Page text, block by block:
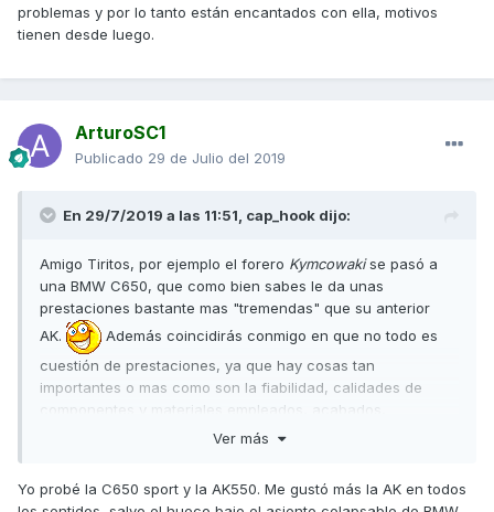
Un saludo y disculpa que en vez de proponerte una
solución haya criticado tu opinión al respecto.
problemas y por lo tanto están encantados con ella, motivos
tienen desde luego.
ArturoSC1
Publicado 29 de Julio del 2019
En 29/7/2019 a las 11:51, cap_hook dijo:
Amigo Tiritos, por ejemplo el forero Kymcowakise pasó a
una BMW C650, que como bien sabes le da unas
prestaciones bastante mas "tremendas" que su anterior
AK.
Además coincidirás conmigo en que no todo es
cuestión de prestaciones, ya que hay cosas tan
importantes o mas como son la fiabilidad, calidades de
componentes y materiales empleados, acabados,
comportamiento, etc., particularidades que todas
Yo entiendo perfectamente a quienes se la han quitado de
Ver más
Yo probé la C650 sport y la AK550. Me gustó más la AK en todos